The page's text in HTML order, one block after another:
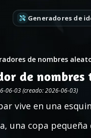
Generadores de
de nombres
de nombres
06-03 (creado: 2026-06-03)
vive en una
una copa